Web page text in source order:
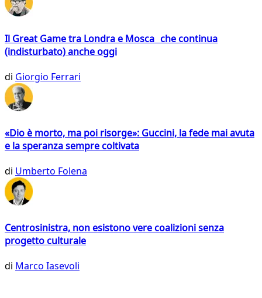
Il Great Game tra Londra e Mosca che continua
(indisturbato) anche oggi
di Giorgio Ferrari
«Dio è morto, ma poi risorge»: Guccini, la fede mai avuta
e la speranza sempre coltivata
di Umberto Folena
Centrosinistra, non esistono vere coalizioni senza
progetto culturale
di Marco Iasevoli